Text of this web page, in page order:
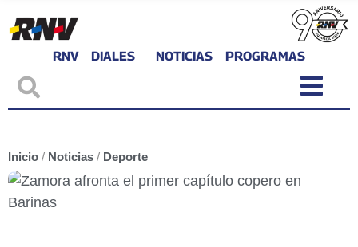
RNV DIALES NOTICIAS PROGRAMAS
Inicio / Noticias / Deporte